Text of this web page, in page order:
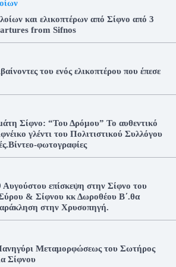
και ελικοπτέρων από Σίφνο από 3
from Sifnos
του ενός ελικοπτέρου που έπεσε
Σίφνο: “Του Δρόμου” Το αυθεντικό
γλέντι του Πολιτιστικού Συλλόγου
φωτογραφίες
επίσκεψη στην Σίφνο του
& Σίφνου κκ Δωροθέου Β΄.θα
στην Χρυσοπηγή.
Μεταμορφώσεως του Σωτήρος
Σίφνου